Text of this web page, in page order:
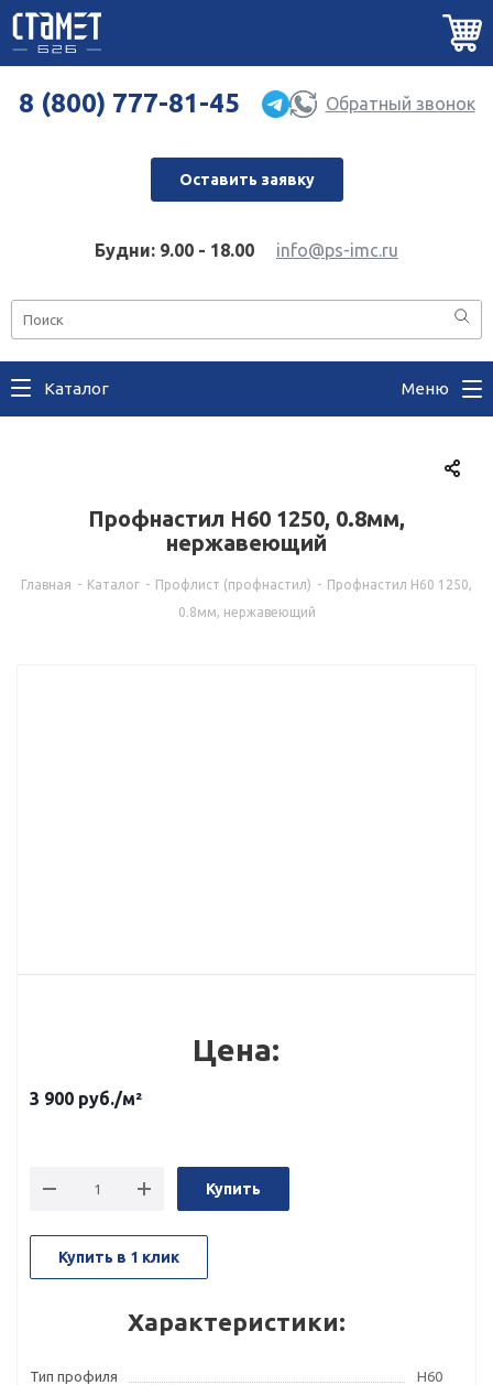
8 (800) 777-81-45 Обратный звонок
Оставить заявку
Будни: 9.00 - 18.00 info@ps-imc.ru
Каталог Меню
Профнастил Н60 1250, 0.8мм,
нержавеющий
Главная - Каталог - Профлист (профнастил) - Профнастил Н60 1250,
0.8мм, нержавеющий
Цена:
3 900 руб./м²
Купить
Купить в 1 клик
Характеристики:
Тип профиля
Н60